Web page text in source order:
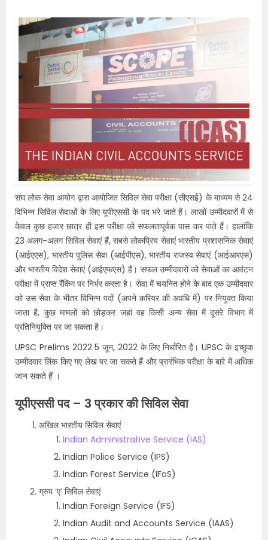
संघ लोक सेवा आयोग द्वारा आयोजित सिविल सेवा परीक्षा (सीएसई) के माध्यम से 24
विभिन्न सिविल सेवाओं के लिए यूपीएससी के पद भरे जाते हैं। लाखों उम्मीदवारों में से
केवल कुछ हजार छात्र ही इस परीक्षा को सफलतापूर्वक पास कर पाते हैं। हालांकि
23 अलग-अलग सिविल सेवाएं हैं, सबसे लोकप्रिय सेवाएं भारतीय प्रशासनिक सेवाएं
(आईएएस), भारतीय पुलिस सेवा (आईपीएस), भारतीय राजस्व सेवाएं (आईआरएस)
और भारतीय विदेश सेवाएं (आईएफएस) हैं। सफल उम्मीदवारों को सेवाओं का आवंटन
परीक्षा में प्राप्त रैंकिंग पर निर्भर करता है। सेवा में चयनित होने के बाद एक उम्मीदवार
को उस सेवा के भीतर विभिन्न पदों (अपने करियर की अवधि में) पर नियुक्त किया
जाता है, कुछ मामलों को छोड़कर जहां वह किसी अन्य सेवा में दूसरे विभाग में
प्रतिनियुक्ति पर जा सकता है।
UPSC Prelims 2022 5 जून, 2022 के लिए निर्धारित है। UPSC के इच्छुक
उम्मीदवार लिंक किए गए लेख पर जा सकते हैं और प्रारंभिक परीक्षा के बारे में अधिक
जान सकते हैं ।
यूपीएससी पद – 3 प्रकार की सिविल सेवा
अखिल भारतीय सिविल सेवाएं
Indian Administrative Service (IAS)
Indian Police Service (IPS)
Indian Forest Service (IFoS)
ग्रुप ‘ए’ सिविल सेवाएं
Indian Foreign Service (IFS)
Indian Audit and Accounts Service (IAAS)